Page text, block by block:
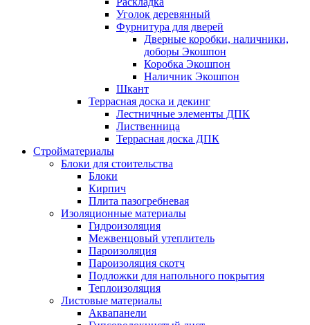
Уголок деревянный
Фурнитура для дверей
Дверные коробки, наличники,
доборы Экошпон
Коробка Экошпон
Наличник Экошпон
Шкант
Террасная доска и декинг
Лестничные элементы ДПК
Лиственница
Террасная доска ДПК
Стройматериалы
Блоки для стоительства
Блоки
Кирпич
Плита пазогребневая
Изоляционные материалы
Гидроизоляция
Межвенцовый утеплитель
Пароизоляция
Пароизоляция скотч
Подложки для напольного покрытия
Теплоизоляция
Листовые материалы
Аквапанели